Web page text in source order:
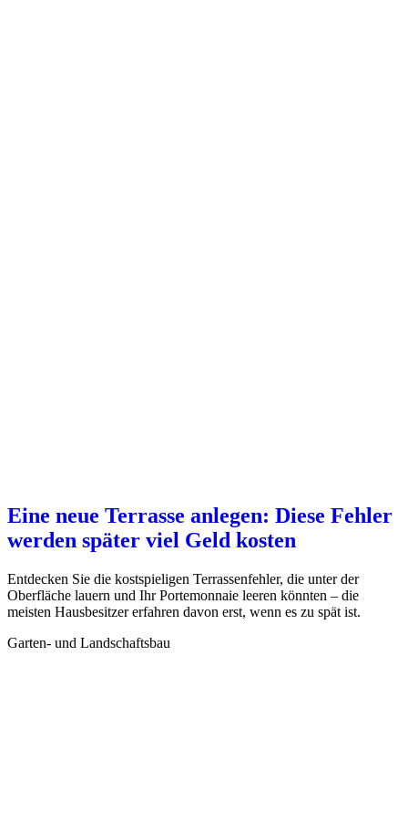
Eine neue Terrasse anlegen: Diese Fehler
werden später viel Geld kosten
Entdecken Sie die kostspieligen Terrassenfehler, die unter der
Oberfläche lauern und Ihr Portemonnaie leeren könnten – die
meisten Hausbesitzer erfahren davon erst, wenn es zu spät ist.
Garten- und Landschaftsbau